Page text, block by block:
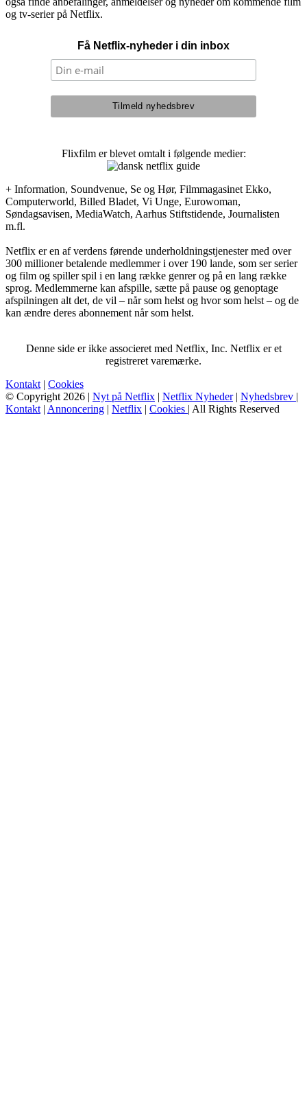
og tv-serier på Netflix.
Få Netflix-nyheder i din inbox
Flixfilm er blevet omtalt i følgende medier:
+ Information, Soundvenue, Se og Hør, Filmmagasinet Ekko,
Computerworld, Billed Bladet, Vi Unge, Eurowoman,
Søndagsavisen, MediaWatch, Aarhus Stiftstidende, Journalisten
m.fl.
Netflix er en af verdens førende underholdningstjenester med over
300 millioner betalende medlemmer i over 190 lande, som ser serier
og film og spiller spil i en lang række genrer og på en lang række
sprog. Medlemmerne kan afspille, sætte på pause og genoptage
afspilningen alt det, de vil – når som helst og hvor som helst – og de
kan ændre deres abonnement når som helst.
Denne side er ikke associeret med Netflix, Inc. Netflix er et
registreret varemærke.
Kontakt | Cookies
© Copyright 2026 | Nyt på Netflix | Netflix Nyheder| Nyhedsbrev |
Kontakt | Annoncering | Netflix | Cookies | All Rights Reserved